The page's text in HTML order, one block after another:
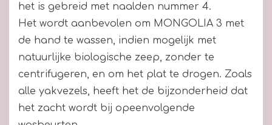
het is gebreid met naalden nummer 4.
Het wordt aanbevolen om MONGOLIA 3 met
de hand te wassen, indien mogelijk met
natuurlijke biologische zeep, zonder te
centrifugeren, en om het plat te drogen. Zoals
alle yakvezels, heeft het de bijzonderheid dat
het zacht wordt bij opeenvolgende